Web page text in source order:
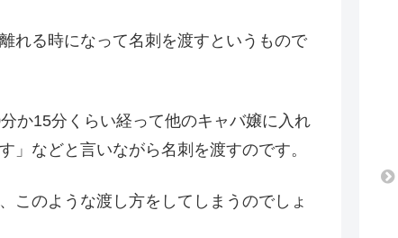
れる時になって名刺を渡すというもので
か15分くらい経って他のキャバ嬢に入れ
」などと言いながら名刺を渡すのです。
このような渡し方をしてしまうのでしょ